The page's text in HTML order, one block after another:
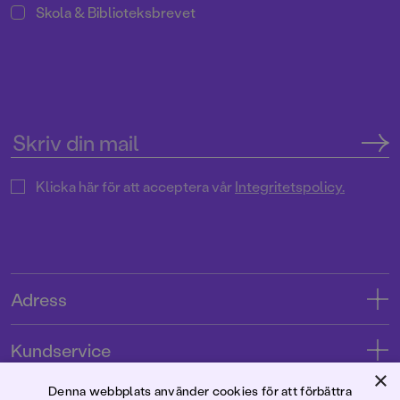
Skola & Biblioteksbrevet
Klicka här för att acceptera vårIntegritetspolicy.
Adress
Kundservice
Kontakta oss ×
Denna webbplats använder cookies för att förbättra